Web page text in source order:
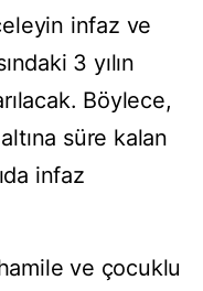
infaz ve
3 yılın
Böylece,
süre kalan
infaz
ve çocuklu